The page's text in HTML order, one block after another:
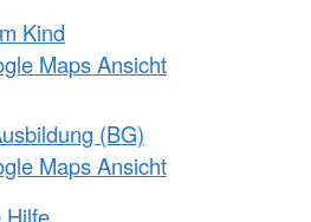
Kind
Maps Ansicht
(BG)
Maps Ansicht